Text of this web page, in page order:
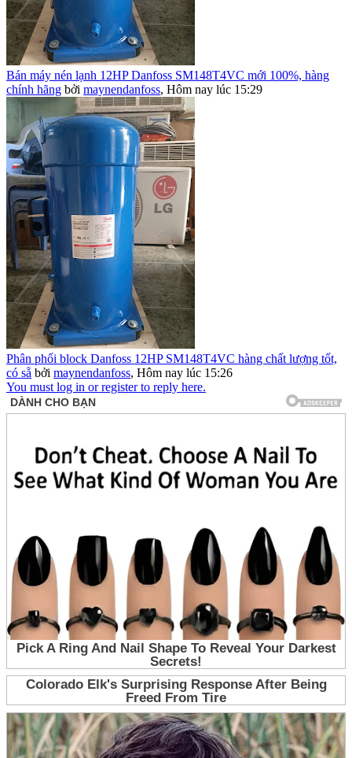
Bán máy nén lạnh 12HP Danfoss SM148T4VC mới 100%, hàng
chính hãng bởi maynendanfoss, Hôm nay lúc 15:29
Phân phối block Danfoss 12HP SM148T4VC hàng chất lượng tốt,
có sẵ bởi maynendanfoss, Hôm nay lúc 15:26
You must log in or register to reply here.